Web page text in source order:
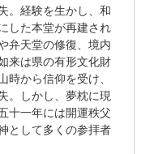
。経験を生かし、和
した本堂が再建され
弁天堂の修復、境内
来は県の有形文化財
から信仰を受け、
。しかし、夢枕に現
十一年には開運秩父
として多くの参拝者